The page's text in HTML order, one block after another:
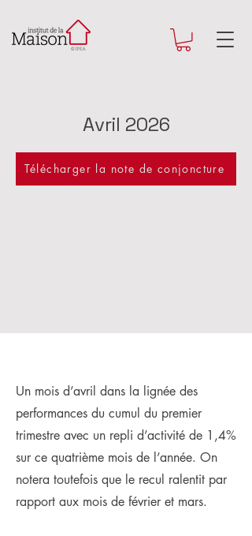
Avril 2026
Télécharger la note de conjoncture
Un mois d’avril dans la lignée des
performances du cumul du premier
trimestre avec un repli d’activité de 1,4%
sur ce quatrième mois de l’année. On
notera toutefois que le recul ralentit par
rapport aux mois de février et mars.